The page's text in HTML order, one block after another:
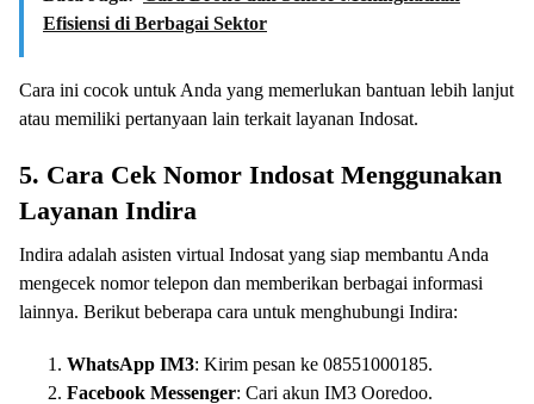
Efisiensi di Berbagai Sektor
Cara ini cocok untuk Anda yang memerlukan bantuan lebih lanjut
atau memiliki pertanyaan lain terkait layanan Indosat.
5. Cara Cek Nomor Indosat Menggunakan
Layanan Indira
Indira adalah asisten virtual Indosat yang siap membantu Anda
mengecek nomor telepon dan memberikan berbagai informasi
lainnya. Berikut beberapa cara untuk menghubungi Indira:
WhatsApp IM3: Kirim pesan ke 08551000185.
Facebook Messenger: Cari akun IM3 Ooredoo.